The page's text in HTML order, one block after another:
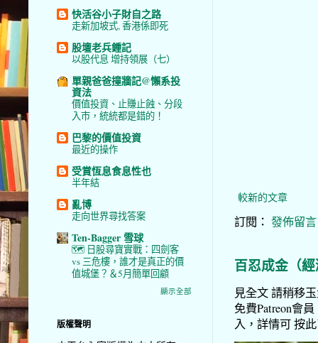
較新的文章
訂閱： 發佈留
百忍成金（
見全文 請稍移
免費Patreon會
入，詳情可 按
快活谷小子財自之路
走新加坡式, 香港係即死
股壇老兵鍾記
以股代息 增持領展（七）
單親爸爸撞牆記@懶系投
資法
價值投資、止賺止蝕、分段
入市，統統都是錯的！
巴黎的價值投資
最近的操作
受賞恆息食息性也
半年結
亂博
走向世界尋找答案
Ten-Bagger 雪球
🗺️ 日股尋寶實戰：四劍客
vs 三危樓，誰才是真正的價
值城堡？＆5月簡單回顧
顯示全部
版權聲明